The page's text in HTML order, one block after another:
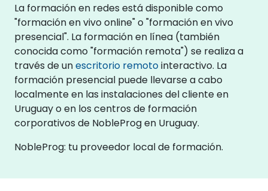
La formación en redes está disponible como
"formación en vivo online" o "formación en vivo
presencial". La formación en línea (también
conocida como "formación remota") se realiza a
través de unescritorio remotointeractivo. La
formación presencial puede llevarse a cabo
localmente en las instalaciones del cliente en
Uruguay o en los centros de formación
corporativos de NobleProg en Uruguay.
NobleProg: tu proveedor local de formación.